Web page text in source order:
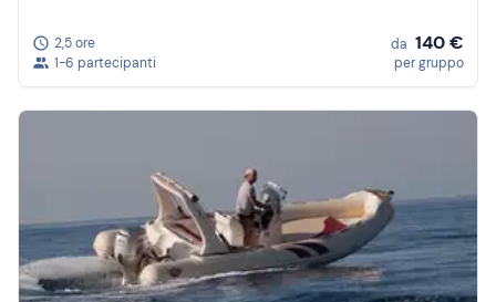
2,5 ore
1-6 partecipanti
da 140 €
per gruppo